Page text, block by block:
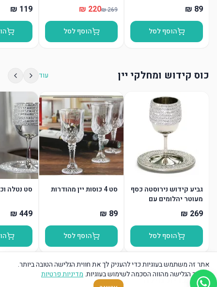
הוסף לסל הוסף לסל
כוס קידוש ומחלקי יין עוד
גביע קידוש נירוסטה כסף
מעוטר יהלומים עם
תחתית
הוסף לסל
סט 4 כוסות יין מהודרות
הוסף לסל
סט נטלה
כרית ברית מילה עוד
אתר זה משתמש בעוגיות כדי להעניק לך את חווית הגלישה הטובה ביותר.
המשך הגלישה מהווה הסכמה לשימוש בעוגיות.מדיניות פרטיות